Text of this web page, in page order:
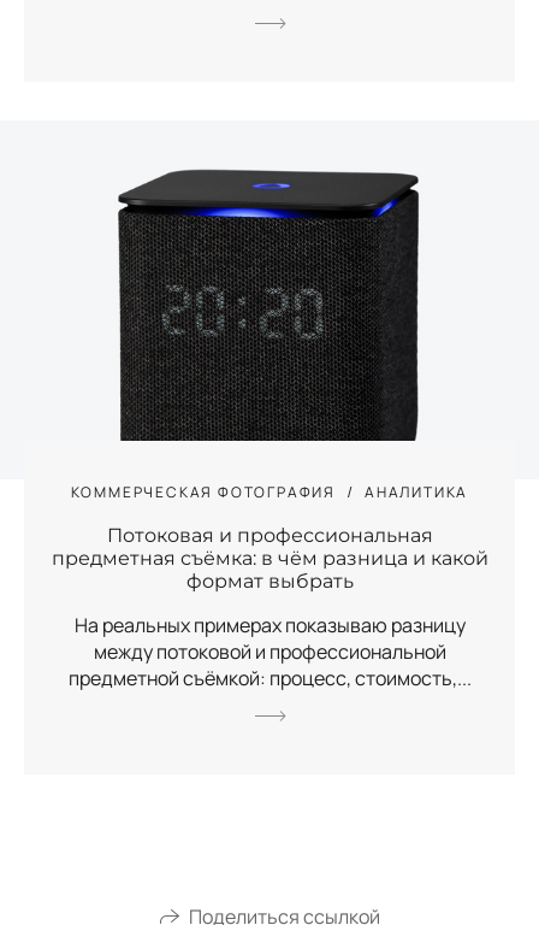
КОММЕРЧЕСКАЯ ФОТОГРАФИЯ АНАЛИТИКА
Потоковая и профессиональная
предметная съёмка: в чём разница и какой
формат выбрать
На реальных примерах показываю разницу
между потоковой и профессиональной
предметной съёмкой: процесс, стоимость,...
Поделиться ссылкой